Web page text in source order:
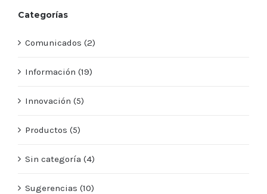
Categorías
Comunicados (2)
Información (19)
Innovación (5)
Productos (5)
Sin categoría (4)
Sugerencias (10)